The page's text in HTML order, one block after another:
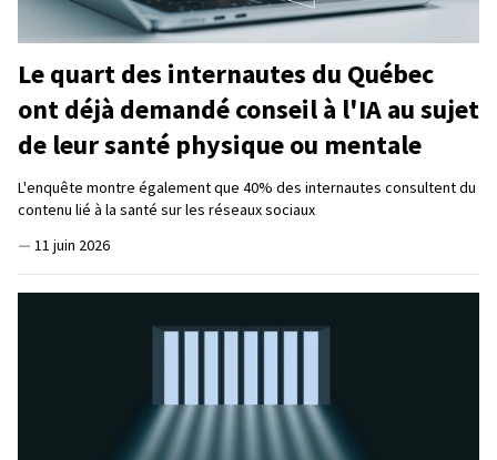
Le quart des internautes du Québec
ont déjà demandé conseil à l'IA au sujet
de leur santé physique ou mentale
L'enquête montre également que 40% des internautes consultent du
contenu lié à la santé sur les réseaux sociaux
— 11 juin 2026